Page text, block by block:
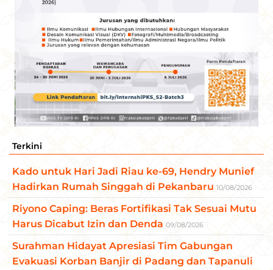
Terkini
Kado untuk Hari Jadi Riau ke-69, Hendry Munief
Hadirkan Rumah Singgah di Pekanbaru 10/08/2026
Riyono Caping: Beras Fortifikasi Tak Sesuai Mutu
Harus Dicabut Izin dan Denda 09/08/2026
Surahman Hidayat Apresiasi Tim Gabungan
Evakuasi Korban Banjir di Padang dan Tapanuli